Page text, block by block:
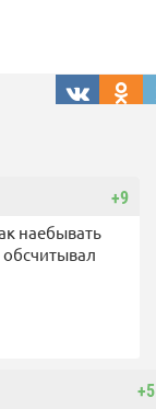
+9
наебывать
+5